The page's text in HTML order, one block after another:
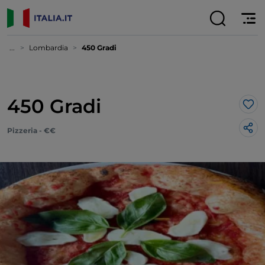
... Lombardia 450 Gradi
450 Gradi
Pizzeria - €€